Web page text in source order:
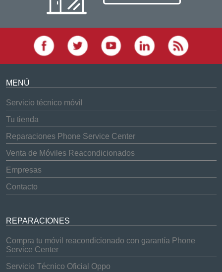
MENÚ
Servicio técnico móvil
Tu tienda
Reparaciones Phone Service Center
Venta de Móviles Reacondicionados
Empresas
Contacto
REPARACIONES
Compra tu móvil reacondicionado con garantía Phone
Service Center
Servicio Técnico Oficial Oppo